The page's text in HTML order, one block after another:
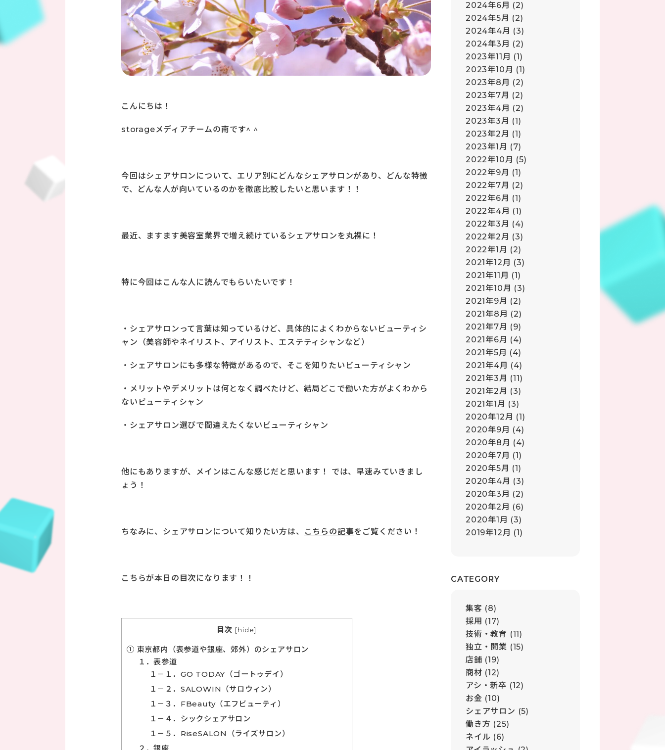
こんにちは！
storageメディアチームの南です^ ^
今回はシェアサロンについて、エリア別にどんなシェアサロンがあり、どんな特徴
で、どんな人が向いているのかを徹底比較したいと思います！！
最近、ますます美容室業界で増え続けているシェアサロンを丸裸に！
特に今回はこんな人に読んでもらいたいです！
・シェアサロンって言葉は知っているけど、具体的によくわからないビューティシ
ャン（美容師やネイリスト、アイリスト、エステティシャンなど）
・シェアサロンにも多様な特徴があるので、そこを知りたいビューティシャン
・メリットやデメリットは何となく調べたけど、結局どこで働いた方がよくわから
ないビューティシャン
・シェアサロン選びで間違えたくないビューティシャン
他にもありますが、メインはこんな感じだと思います！ では、早速みていきまし
ょう！
ちなみに、シェアサロンについて知りたい方は、 こちらの記事をご覧ください！
こちらが本日の目次になります！！
目次 [hide]
① 東京都内（表参道や銀座、郊外）のシェアサロン
１．表参道
１－１．GO TODAY（ゴートゥデイ）
１－２．SALOWIN（サロウィン）
１－３．FBeauty（エフビューティ）
１－４．シックシェアサロン
１－５．RiseSALON（ライズサロン）
2024年6月 (2)
2024年5月 (2)
2024年4月 (3)
2024年3月 (2)
2023年11月 (1)
2023年10月 (1)
2023年8月 (2)
2023年7月 (2)
2023年4月 (2)
2023年3月 (1)
2023年2月 (1)
2023年1月 (7)
2022年10月 (5)
2022年9月 (1)
2022年7月 (2)
2022年6月 (1)
2022年4月 (1)
2022年3月 (4)
2022年2月 (3)
2022年1月 (2)
2021年12月 (3)
2021年11月 (1)
2021年10月 (3)
2021年9月 (2)
2021年8月 (2)
2021年7月 (9)
2021年6月 (4)
2021年5月 (4)
2021年4月 (4)
2021年3月 (11)
2021年2月 (3)
2021年1月 (3)
2020年12月 (1)
2020年9月 (4)
2020年8月 (4)
2020年7月 (1)
2020年5月 (1)
2020年4月 (3)
2020年3月 (2)
2020年2月 (6)
2020年1月 (3)
2019年12月 (1)
CATEGORY
集客 (8)
採用 (17)
技術・教育 (11)
独立・開業 (15)
店舗 (19)
商材 (12)
アシ・新卒 (12)
お金 (10)
シェアサロン (5)
働き方 (25)
ネイル (6)